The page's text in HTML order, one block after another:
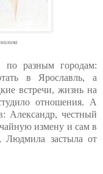
по разным городам:
в Ярославль, а
встречи, жизнь на
отношения. А
Александр, честный
измену и сам в
Людмила застыла от